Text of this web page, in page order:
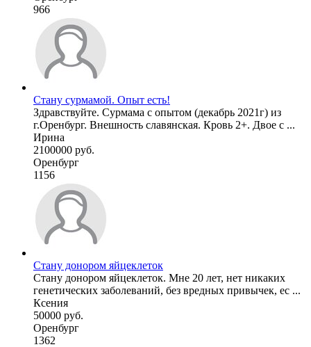
966
Стану сурмамой. Опыт есть!
Здравствуйте. Сурмама с опытом (декабрь 2021г) из
г.Оренбург. Внешность славянская. Кровь 2+. Двое с ...
Ирина
2100000 руб.
Оренбург
1156
Стану донором яйцеклеток
Стану донором яйцеклеток. Мне 20 лет, нет никаких
генетических заболеваний, без вредных привычек, ес ...
Ксения
50000 руб.
Оренбург
1362